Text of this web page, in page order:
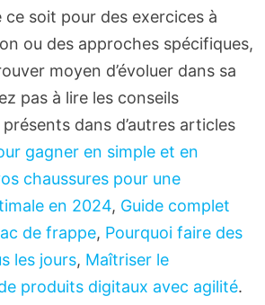
ce soit pour des exercices à
ou des approches spécifiques,
moyen d’évoluer dans sa
pas à lire les conseils
dans d’autres articles
gagner en simple et en
chaussures pour une
en 2024, Guide complet
de frappe, Pourquoi faire des
les jours, Maîtriser le
produits digitaux avec agilité.